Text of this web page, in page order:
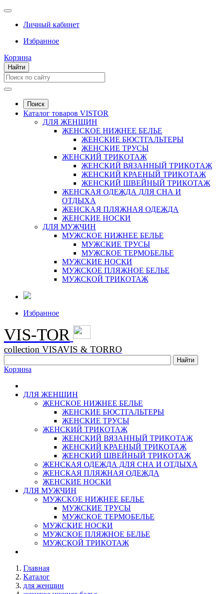
Личный кабинет
Избранное
Корзина
Найти
Поиск
Каталог товаров VISTOR
ДЛЯ ЖЕНЩИН
ЖЕНСКОЕ НИЖНЕЕ БЕЛЬЕ
ЖЕНСКИЕ БЮСТГАЛЬТЕРЫ
ЖЕНСКИЕ ТРУСЫ
ЖЕНСКИЙ ТРИКОТАЖ
ЖЕНСКИЙ ВЯЗАННЫЙ ТРИКОТАЖ
ЖЕНСКИЙ КРАЕНЫЙ ТРИКОТАЖ
ЖЕНСКИЙ ШВЕЙНЫЙ ТРИКОТАЖ
ЖЕНСКАЯ ОДЕЖДА ДЛЯ СНА И
ОТДЫХА
ЖЕНСКАЯ ПЛЯЖНАЯ ОДЕЖДА
ЖЕНСКИЕ НОСКИ
ДЛЯ МУЖЧИН
МУЖСКОЕ НИЖНЕЕ БЕЛЬЕ
МУЖСКИЕ ТРУСЫ
МУЖСКОЕ ТЕРМОБЕЛЬЕ
МУЖСКИЕ НОСКИ
МУЖСКОЕ ПЛЯЖНОЕ БЕЛЬЕ
МУЖСКОЙ ТРИКОТАЖ
Избранное
VIS-TOR
collection VISAVIS & TORRO
Корзина
ДЛЯ ЖЕНЩИН
ЖЕНСКОЕ НИЖНЕЕ БЕЛЬЕ
ЖЕНСКИЕ БЮСТГАЛЬТЕРЫ
ЖЕНСКИЕ ТРУСЫ
ЖЕНСКИЙ ТРИКОТАЖ
ЖЕНСКИЙ ВЯЗАННЫЙ ТРИКОТАЖ
ЖЕНСКИЙ КРАЕНЫЙ ТРИКОТАЖ
ЖЕНСКИЙ ШВЕЙНЫЙ ТРИКОТАЖ
ЖЕНСКАЯ ОДЕЖДА ДЛЯ СНА И ОТДЫХА
ЖЕНСКАЯ ПЛЯЖНАЯ ОДЕЖДА
ЖЕНСКИЕ НОСКИ
ДЛЯ МУЖЧИН
МУЖСКОЕ НИЖНЕЕ БЕЛЬЕ
МУЖСКИЕ ТРУСЫ
МУЖСКОЕ ТЕРМОБЕЛЬЕ
МУЖСКИЕ НОСКИ
МУЖСКОЕ ПЛЯЖНОЕ БЕЛЬЕ
МУЖСКОЙ ТРИКОТАЖ
Главная
Каталог
для женщин